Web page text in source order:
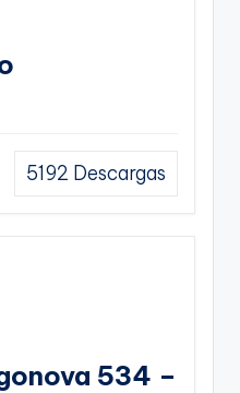
5192 Descargas
534 –